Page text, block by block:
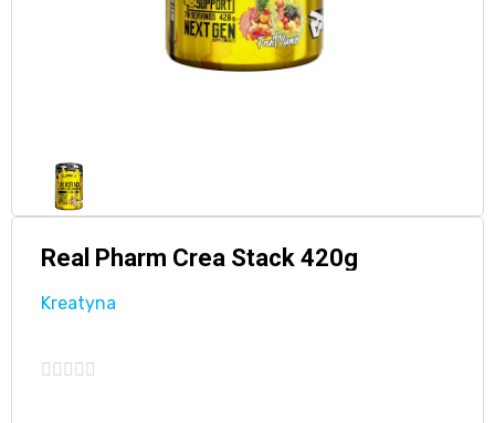
Real Pharm Crea Stack 420g
Kreatyna
    